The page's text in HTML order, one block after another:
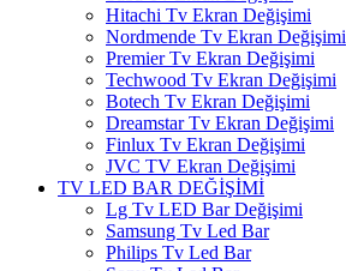
Hitachi Tv Ekran Değişimi
Nordmende Tv Ekran Değişimi
Premier Tv Ekran Değişimi
Techwood Tv Ekran Değişimi
Botech Tv Ekran Değişimi
Dreamstar Tv Ekran Değişimi
Finlux Tv Ekran Değişimi
JVC TV Ekran Değişimi
TV LED BAR DEĞİŞİMİ
Lg Tv LED Bar Değişimi
Samsung Tv Led Bar
Philips Tv Led Bar